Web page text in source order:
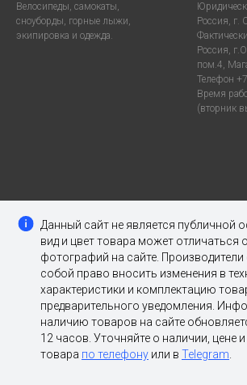
Велосипеды, самокаты,
сноуборды, горные лыжи,
экипировка и одежда.
Россия, г.
Россия,
пом.4,
Телефон
Время
(вторник
Данный сайт не является публичной
вид и цвет товара может отличаться
фотографий на сайте.
собой право вносить изменения в
характеристики и комплектацию
предварительного уведомления.
наличию товаров на сайте
12 часов. Уточняйте о наличии, цене
товара по телефону или в Telegram.